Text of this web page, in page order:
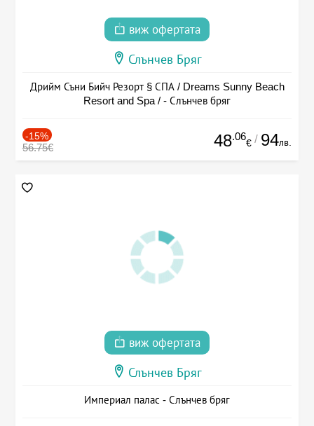
виж офертата
Слънчев Бряг
Дрийм Съни Бийч Резорт § СПА / Dreams Sunny Beach
Resort and Spa / - Слънчев бряг
-15%
56.75€ 48.06
€ / 94лв.
виж офертата
Слънчев Бряг
Империал палас - Слънчев бряг